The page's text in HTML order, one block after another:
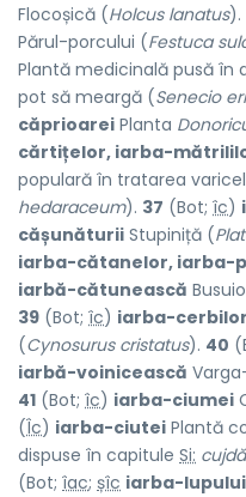
Flocoșică (Holcus lanatus).
Părul-porcului (Festuca
Plantă medicinală pusă în
pot să meargă (Senecio
căprioarei Planta
cărtițelor, iarba-
populară în tratarea
hedaraceum). 37 (Bot; îc)
cășunăturii Stupiniță (
iarba-cătanelor, iarba-
iarbă-cătunească
39 (Bot; îc) iarba-
(Cynosurus cristatus). 40
iarbă-voinicească
41 (Bot; îc) iarba-ciumei
(Îc) iarba-ciutei Plantă
dispuse în capitule Si: cujdă
(Bot; îac; șîc iarba-lupului